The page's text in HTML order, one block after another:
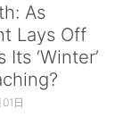
As
Lays Off
Its ‘Winter’
日